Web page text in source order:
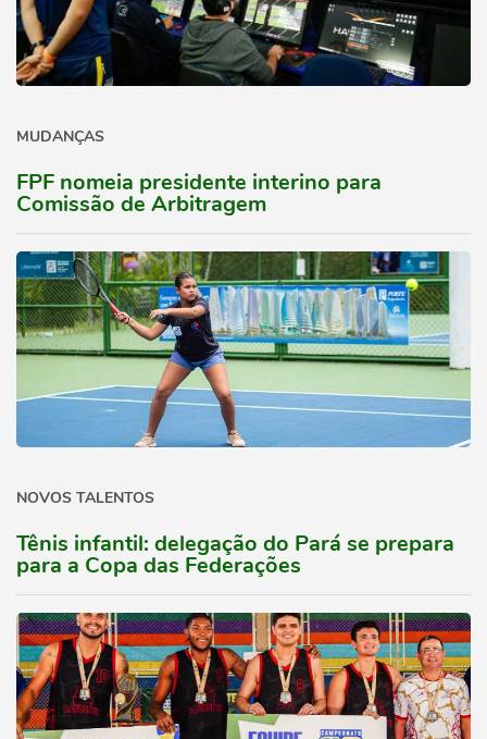
MUDANÇAS
FPF nomeia presidente interino para
Comissão de Arbitragem
NOVOS TALENTOS
Tênis infantil: delegação do Pará se prepara
para a Copa das Federações